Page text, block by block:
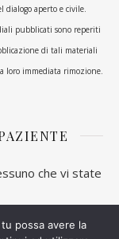
aperto e civile.
pubblicati sono reperiti
di tali materiali
loro immediata rimozione.
che vi state
possa avere la